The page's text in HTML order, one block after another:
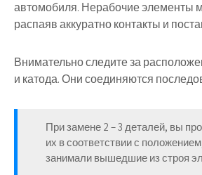
автомобиля. Нерабочие элементы
распаяв аккуратно контакты и
Внимательно следите за
и катода. Они соединяются
При замене 2 – 3 деталей, вы
их в соответствии с
занимали вышедшие из строя